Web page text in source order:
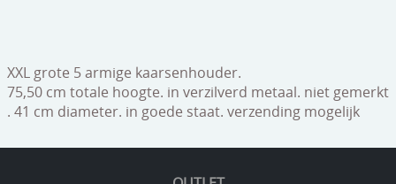
XXL grote 5 armige kaarsenhouder.
75,50 cm totale hoogte. in verzilverd metaal. niet gemerkt
. 41 cm diameter. in goede staat. verzending mogelijk